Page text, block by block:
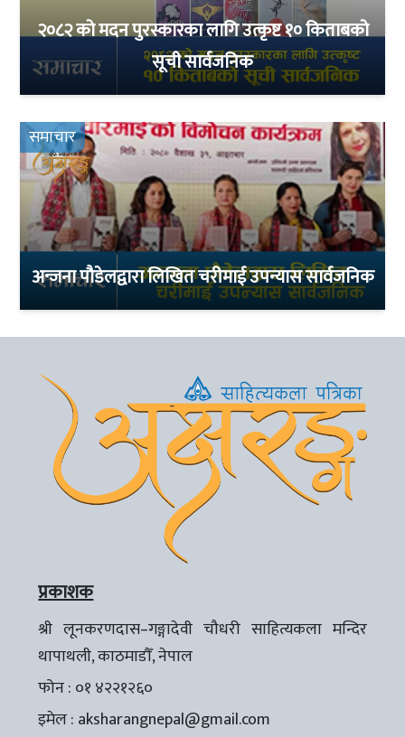
२०८२ को मदन पुरस्कारका लागि उत्कृष्ट १० किताबको
सूची सार्वजनिक
समाचार
अन्जना पौडेलद्वारा लिखित चरीमाई उपन्यास सार्वजनिक
प्रकाशक
श्री लूनकरणदास–गङ्गादेवी चौधरी साहित्यकला मन्दिर
थापाथली, काठमाडौँ, नेपाल
फोन : ०१ ४२२१२६०
इमेल : aksharangnepal@gmail.com